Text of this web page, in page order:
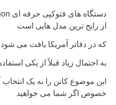
از رایج ترین مدل هایی است
که در دفاتر آمریکا یافت می
به احتمال زیاد قبلاً از یکی
این موضوع کانن را به یک
خصوص اگر شما می خواهید